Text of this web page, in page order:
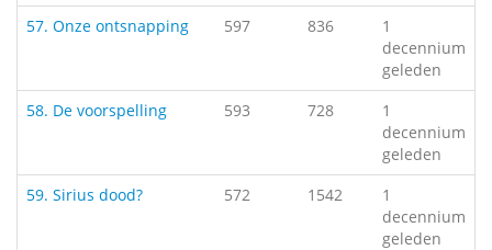
57. Onze ontsnapping
597 836
1
decennium
geleden
58. De voorspelling
593 728
1
decennium
geleden
59. Sirius dood?
572 1542
1
decennium
geleden